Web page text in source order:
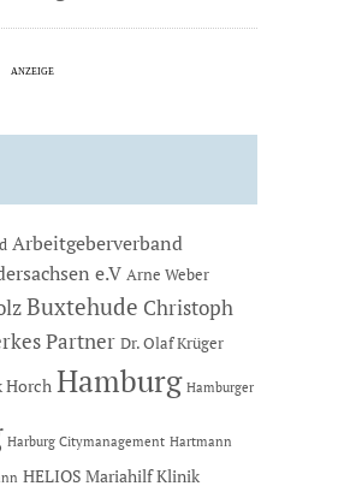
Arbeitgeberverband
e.V Arne Weber
Buxtehude Christoph
Partner Dr. Olaf Krüger
Horch Hamburg Hamburger
Harburg Citymanagement Hartmann
HELIOS Mariahilf Klinik